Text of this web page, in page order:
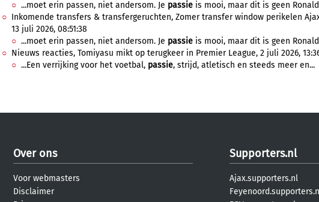
...moet erin passen, niet andersom. Je passie is mooi, maar dit is geen
Inkomende transfers & transfergeruchten, Zomer transfer window perikelen
13 juli 2026, 08:51:38
...moet erin passen, niet andersom. Je passie is mooi, maar dit is geen
Nieuws reacties, Tomiyasu mikt op terugkeer in Premier League, 2 juli 2026,
...Een verrijking voor het voetbal, passie, strijd, atletisch en steeds meer en...
Over ons
Voor webmasters
Disclaimer
Supporters.nl
Ajax.supporters.nl